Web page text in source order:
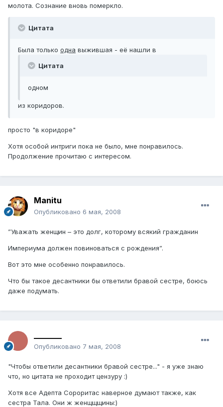
молота. Сознание вновь померкло.
Цитата
Была только одна выжившая - её нашли в
Цитата
одном
из коридоров.
просто "в коридоре"
Хотя особой интриги пока не было, мне понравилось.
Продолжение прочитаю с интересом.
Manitu
Опубликовано 6 мая, 2008
”Уважать женщин – это долг, которому всякий гражданин
Империума должен повиноваться с рождения”.
Вот это мне особенно понравилось.
Что бы такое десантники бы ответили бравой сестре, боюсь
даже подумать.
Опубликовано 7 мая, 2008
"Чтобы ответили десантники бравой сестрe..." - я уже знаю
что, но цитата не проходит цензуру :)
Хотя все Адепта Сороритас наверное думают также, как
сестра Тала. Они ж женщщщины:)